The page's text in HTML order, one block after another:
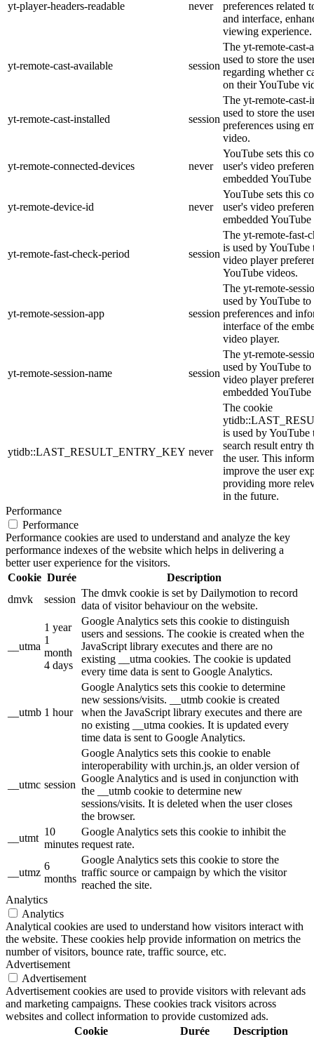
yt-player-headers-readable never
preferences related
and interface,
viewing experience.
yt-remote-cast-available session
The yt-remote-cast-
used to store the
regarding whether
on their YouTube
yt-remote-cast-installed session
The yt-remote-cast-
used to store the
preferences using
video.
yt-remote-connected-devices never
YouTube sets this
user's video
embedded
yt-remote-device-id never
YouTube sets this
user's video
embedded
yt-remote-fast-check-period session
The yt-remote-fast-
is used by YouTube
video player
YouTube videos.
yt-remote-session-app session
The yt-remote-
used by YouTube to
preferences and
interface of the
video player.
yt-remote-session-name session
The yt-remote-
used by YouTube to
video player
embedded
ytidb::LAST_RESULT_ENTRY_KEY never
The cookie
is used by YouTube
search result entry
the user. This
improve the user
providing more
in the future.
Performance
Performance
Performance cookies are used to understand and analyze the key
performance indexes of the website which helps in delivering a
better user experience for the visitors.
Cookie Durée
Description
dmvk
session
The dmvk cookie is set by Dailymotion to record
data of visitor behaviour on the website.
__utma
1 year
1
month
4 days
Google Analytics sets this cookie to distinguish
users and sessions. The cookie is created when the
JavaScript library executes and there are no
existing __utma cookies. The cookie is updated
every time data is sent to Google Analytics.
__utmb 1 hour
Google Analytics sets this cookie to determine
new sessions/visits. __utmb cookie is created
when the JavaScript library executes and there are
no existing __utma cookies. It is updated every
time data is sent to Google Analytics.
__utmc session
Google Analytics sets this cookie to enable
interoperability with urchin.js, an older version of
Google Analytics and is used in conjunction with
the __utmb cookie to determine new
sessions/visits. It is deleted when the user closes
the browser.
__utmt
10
minutes
Google Analytics sets this cookie to inhibit the
request rate.
__utmz
6
months
Google Analytics sets this cookie to store the
traffic source or campaign by which the visitor
reached the site.
Analytics
Analytics
Analytical cookies are used to understand how visitors interact with
the website. These cookies help provide information on metrics the
number of visitors, bounce rate, traffic source, etc.
Advertisement
Advertisement
Advertisement cookies are used to provide visitors with relevant ads
and marketing campaigns. These cookies track visitors across
websites and collect information to provide customized ads.
Cookie
Durée Description